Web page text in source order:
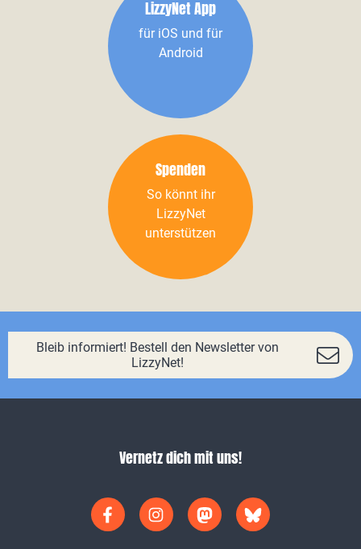
LizzyNet App
für iOS und für
Android
Spenden
So könnt ihr
LizzyNet
unterstützen
Bleib informiert! Bestell den Newsletter von
LizzyNet!
Vernetz dich mit uns!